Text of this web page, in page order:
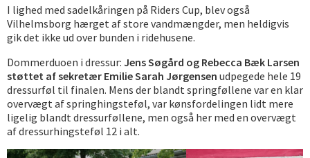
I lighed med sadelkåringen på Riders Cup, blev også
Vilhelmsborg hærget af store vandmængder, men heldigvis
gik det ikke ud over bunden i ridehusene.
Dommerduoen i dressur: Jens Søgård og Rebecca Bæk Larsen
støttet af sekretær Emilie Sarah Jørgensen udpegede hele 19
dressurføl til finalen. Mens der blandt springføllene var en klar
overvægt af springhingsteføl, var kønsfordelingen lidt mere
ligelig blandt dressurføllene, men også her med en overvægt
af dressurhingsteføl 12 i alt.